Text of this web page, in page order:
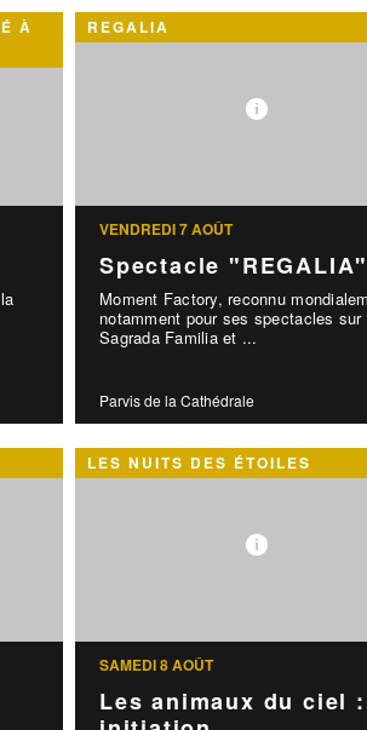
À
REGALIA
VENDREDI 7 AOÛT
Spectacle "REGALIA"
Moment Factory, reconnu
notamment pour ses spectacles sur
Sagrada Familia et ...
Parvis de la Cathédrale
LES NUITS DES ÉTOILES
SAMEDI 8 AOÛT
Les animaux du ciel :